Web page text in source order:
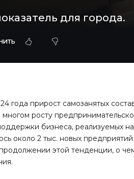
для города.
года прирост самозанятых
многом росту
бизнеса, реализуемых на
около 2 тыс. новых
этой тенденции, о